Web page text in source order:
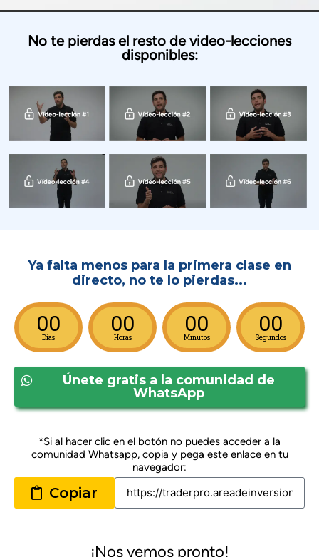
No te pierdas el resto de video-lecciones
disponibles:
Ya falta menos para la primera clase en
directo, no te lo pierdas...
00
Días
00
Horas
00
Minutos
00
Segundos
Únete gratis a la comunidad de
WhatsApp
*Si al hacer clic en el botón no puedes acceder a la
comunidad Whatsapp, copia y pega este enlace en tu
navegador:
Copiar
¡Nos vemos pronto!